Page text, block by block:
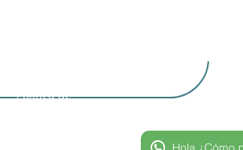
Política de